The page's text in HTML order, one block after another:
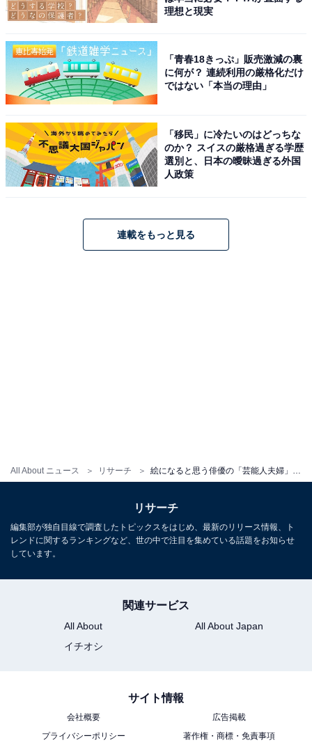
All About ニュース リサーチ
堂々の1位に選ばれたのは、1998年の大ヒットドラマ
し、芸能界を代表するおしどり夫婦として長く愛されて
いる反町隆史さんと松嶋菜々子さん夫妻です。高身長で
端正なルックスの反町さんと、モデル出身で気品あふれ
る松嶋さんが並ぶ姿はまさに絵になる夫婦そのもの。近
変わらぬ魅力を感じさせ、多くの支持を集めて1位に輝
「いかにも芸能人夫婦っていう感じがするから」
(30代女性／北海道)
※回答者からのコメントは原文ママです
理想と現実
「青春18きっぷ」販売激減の裏
に何が？ 連続利用の厳格化だけ
ではない「本当の理由」
「移民」に冷たいのはどっちな
のか？ スイスの厳格過ぎる学歴
選別と、日本の曖昧過ぎる外国
人政策
連載をもっと見る
リサーチ
編集部が独自目線で調査したトピックスをはじめ、最新のリリース情報、ト
レンドに関するランキングなど、世の中で注目を集めている話題をお知らせ
しています。
関連サービス
All About
All About Japan
イチオシ
サイト情報
会社概要
広告掲載
プライバシーポリシー
著作権・商標・免責事項